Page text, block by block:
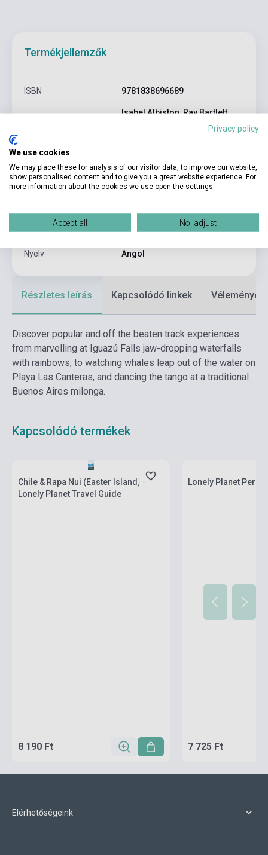
Termékjellemzők
ISBN 9781838696689
Isabel Albiston, Ray Bartlett,
Kötés Puhakötés
Kiadó LONELY PLANET
Formátum Könyv
Nyelv Angol
Részletes leírás Kapcsolódó linkek Vélemények
Discover popular and off the beaten track experiences
from marvelling at Iguazú Falls jaw-dropping waterfalls
with rainbows, to watching whales leap out of the water on
Playa Las Canteras, and dancing the tango at a traditional
Buenos Aires milonga.
Kapcsolódó termékek
Chile & Rapa Nui (Easter Island) -
Lonely Planet Travel Guide
8 190 Ft
Lonely Planet Peru
7 725 Ft
Elérhetőségeink
Privacy policy
We use cookies
We may place these for analysis of our visitor data, to improve our website,
show personalised content and to give you a great website experience. For
more information about the cookies we use open the settings.
Accept all No, adjust